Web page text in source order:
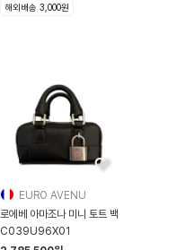
해외배송 3,000원
EURO AVENU
로에베 아마조나 미니 토트 백
C039U96X01